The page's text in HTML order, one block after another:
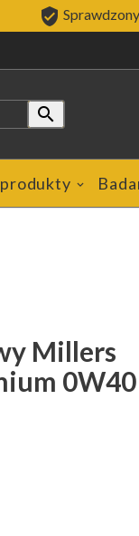


Millers
0W40